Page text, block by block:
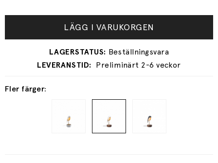
Fler färger:
LÄGG I VARUKORGEN
Preliminärt 2-6 veckor